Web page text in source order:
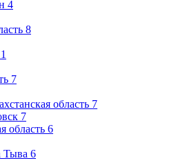
4
8
1
7
область 7
7
область 6
Тыва 6